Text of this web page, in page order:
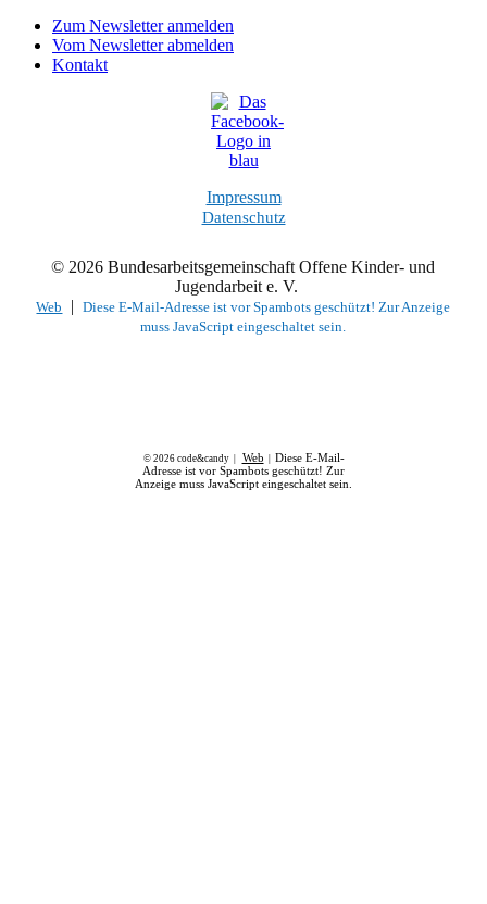
Zum Newsletter anmelden
Vom Newsletter abmelden
Kontakt
Impressum
Datenschutz
© 2026 Bundesarbeitsgemeinschaft Offene Kinder- und
Jugendarbeit e. V.
Web |Diese E-Mail-Adresse ist vor Spambots geschützt! Zur Anzeige
muss JavaScript eingeschaltet sein.
© 2026 code&candy | Web
Diese E-Mail-
Adresse ist vor Spambots geschützt! Zur
Anzeige muss JavaScript eingeschaltet sein.